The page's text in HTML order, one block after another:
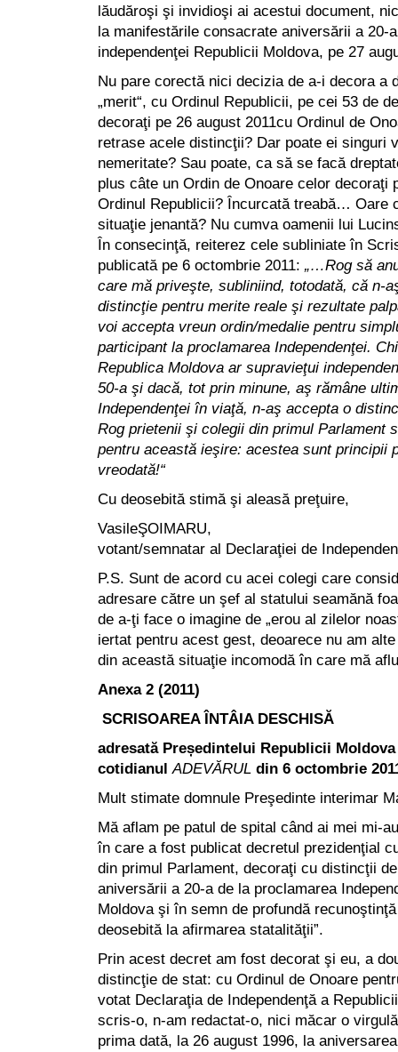
lăudăroşi şi invidioşi ai acestui document,
la manifestările consacrate aniversării a 20-
independenţei Republicii Moldova, pe 27
Nu pare corectă nici decizia de a-i decora a
„merit“, cu Ordinul Republicii, pe cei 53 de
decoraţi pe 26 august 2011cu Ordinul de
retrase acele distincţii? Dar poate ei singuri
nemeritate? Sau poate, ca să se facă
plus câte un Ordin de Onoare celor decoraţi
Ordinul Republicii? Încurcată treabă… Oare
situaţie jenantă? Nu cumva oamenii lui
În consecinţă, reiterez cele subliniate în
publicată pe 6 octombrie 2011: „…Rog să
care mă priveşte, subliniind, totodată, că n-
distincţie pentru merite reale şi rezultate
voi accepta vreun ordin/medalie pentru
participant la proclamarea Independenţei.
Republica Moldova ar supravieţui
50-a şi dacă, tot prin minune, aş rămâne
Independenţei în viaţă, n-aş accepta o
Rog prietenii şi colegii din primul Parlament
pentru această ieşire: acestea sunt principii
vreodată!“
Cu deosebită stimă şi aleasă preţuire,
VasileŞOIMARU,
votant/semnatar al Declaraţiei de
P.S. Sunt de acord cu acei colegi care
adresare către un şef al statului seamănă
de a-ţi face o imagine de „erou al zilelor
iertat pentru acest gest, deoarece nu am
din această situaţie incomodă în care mă
Anexa 2 (2011)
SCRISOAREA ÎNTÂIA DESCHISĂ
adresată Președintelui Republicii
cotidianulADEVĂRUL din 6 octombrie
Mult stimate domnule Preşedinte interimar
Mă aflam pe patul de spital când ai mei mi-
în care a fost publicat decretul prezidenţial
din primul Parlament, decoraţi cu distincţii
aniversării a 20-a de la proclamarea
Moldova şi în semn de profundă
deosebită la afirmarea statalităţii”.
Prin acest decret am fost decorat şi eu, a
distincţie de stat: cu Ordinul de Onoare
votat Declaraţia de Independenţă a
scris-o, n-am redactat-o, nici măcar o
prima dată, la 26 august 1996, la